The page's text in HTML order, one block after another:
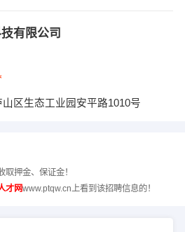
有限公司
山区生态工业园安平路1010号
押金、保证金！
才网www.ptqw.cn上看到该招聘信息的！